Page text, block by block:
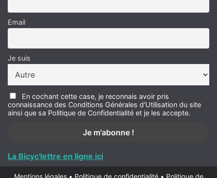
Email
Je suis
En cochant cette case, je reconnais avoir pris
connaissance des Conditions Générales d'Utilisation du site
ainsi que sa Politique de Confidentialité et je les accepte.
La Bicyc'lettre en ligne ici